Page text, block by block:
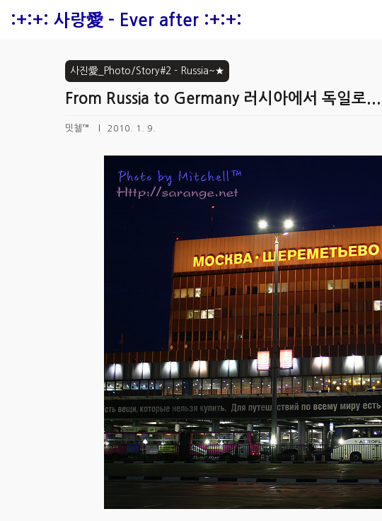
:+:+: 사랑愛 - Ever after :+:+:
사진愛_Photo/Story#2 - Russia~★
From Russia to Germany 러시아에서 독일로...
밋첼™ 2010. 1. 9.